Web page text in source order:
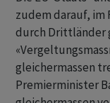
zudem darauf, im
durch Drittländer
gleichermassen
Premierminister